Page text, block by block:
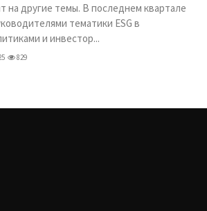
на другие темы. В последнем квартале
тематики ESG в
и инвестор...
829